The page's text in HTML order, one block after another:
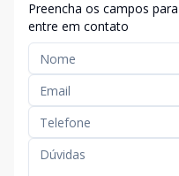
Preencha os campos
entre em contato